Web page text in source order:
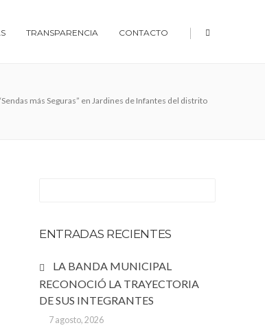
TRANSPARENCIA CONTACTO |
más Seguras” en Jardines de Infantes del distrito
ENTRADAS RECIENTES
LA BANDA MUNICIPAL
RECONOCIÓ LA TRAYECTORIA
DE SUS INTEGRANTES
7 agosto, 2026